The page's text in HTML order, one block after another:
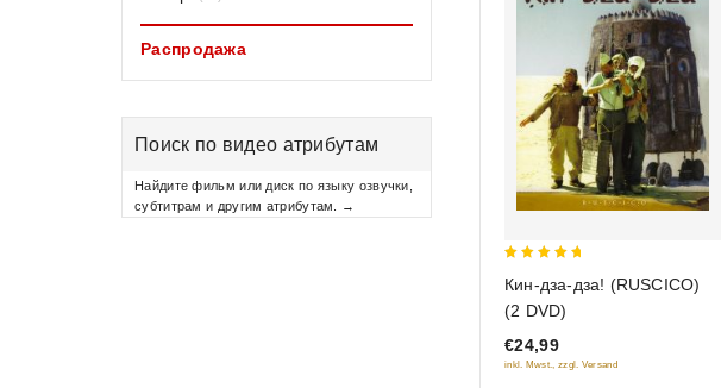
out of 5
Кин-дза-дза! (RUSCICO)
(2 DVD)
€24,99
inkl. Mwst., zzgl. Versand
Распродажа
Поиск по видео атрибутам
Найдите фильм или диск по языку озвучки,
субтитрам и другим атрибутам. →